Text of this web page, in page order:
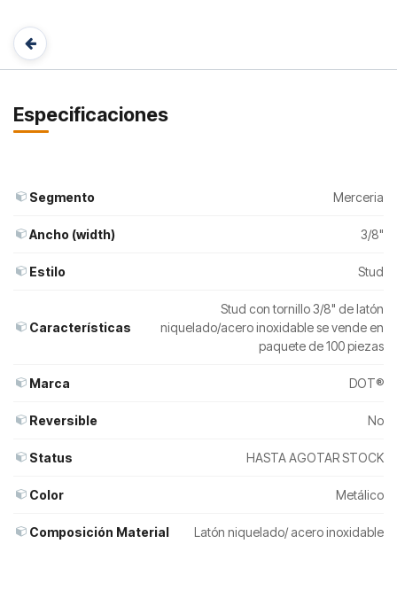
Especificaciones
Segmento Merceria
Ancho (width) 3/8"
Estilo Stud
Características
Stud con tornillo 3/8" de latón
niquelado/acero inoxidable se vende en
paquete de 100 piezas
Marca DOT®
Reversible No
Status HASTA AGOTAR STOCK
Color Metálico
Composición Material Latón niquelado/ acero inoxidable